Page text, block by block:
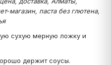
паста без глютена,
сухую мерную ложку и
держит соусы.